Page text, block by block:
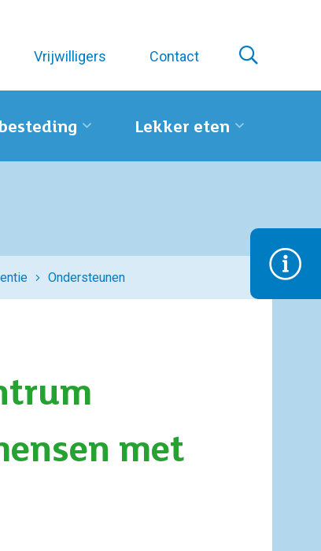
Vrijwilligers Contact
Lekker eten
Ondersteunen
met